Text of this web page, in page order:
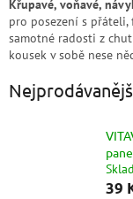
Křupavé, voňavé,
pro posezení s
samotné radosti z
kousek v sobě nese
39